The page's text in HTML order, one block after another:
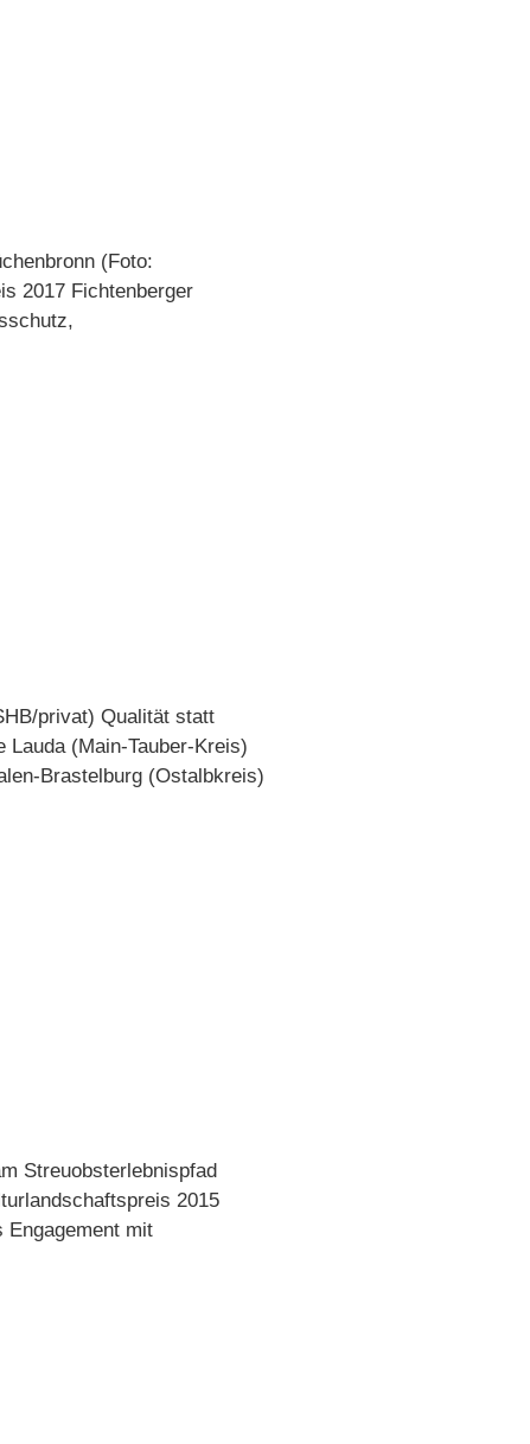
(Foto:
2017 Fichtenberger
privat) Qualität statt
(Main-Tauber-Kreis)
Brastelburg (Ostalbkreis)
Streuobsterlebnispfad
2015
Engagement mit